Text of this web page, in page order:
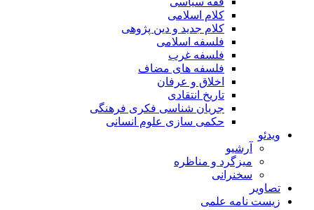
کلام اسلامی
کلام جدید و دین پژوهی
فلسفه اسلامی
فلسفه غرب
فلسفه های مضاف
اخلاق و عرفان
تاریخ انتقادی
جریان شناسی فکری فرهنگی
حکمی سازی علوم انسانی
ویدئو
آرشیو
میزگرد و مناظره
سخنرانی
تصاویر
زیست نامه علمی